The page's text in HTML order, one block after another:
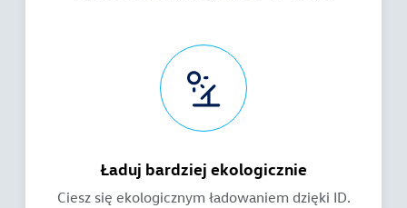
Ładuj bardziej ekologicznie
Ciesz się ekologicznym ładowaniem dzięki ID.